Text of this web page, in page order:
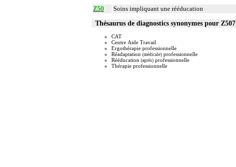
Z50 Soins impliquant une rééducation
Thésaurus de diagnostics synonymes pour Z507
CAT
Centre Aide Travail
Ergothérapie professionnelle
Réadaptation (médicale) professionnelle
Rééducation (après) professionnelle
Thérapie professionnelle